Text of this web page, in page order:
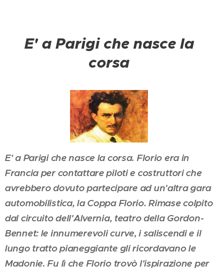
E' a Parigi che nasce la
corsa
E' a Parigi che nasce la corsa. Florio era in
Francia per contattare piloti e costruttori che
avrebbero dovuto partecipare ad un'altra gara
automobilistica, la Coppa Florio. Rimase colpito
dal circuito dell'Alvernia, teatro della Gordon-
Bennet: le innumerevoli curve, i saliscendi e il
lungo tratto pianeggiante gli ricordavano le
Madonie. Fu lì che Florio trovò l'ispirazione per